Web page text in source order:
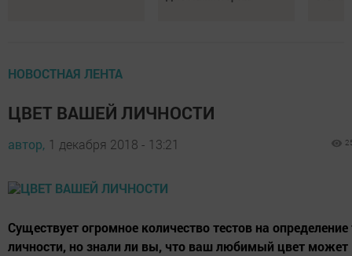
НОВОСТНАЯ ЛЕНТА
ЦВЕТ ВАШЕЙ ЛИЧНОСТИ
автор, 1 декабря 2018 - 13:21
Существует огромное количество тестов на определение
личности, но знали ли вы, что ваш любимый цвет может